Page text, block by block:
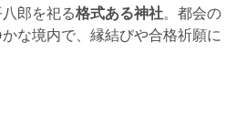
郎を祀る格式ある神社。都会の
な境内で、縁結びや合格祈願に